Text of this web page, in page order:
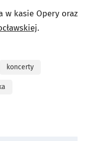
w kasie Opery oraz
.
koncerty